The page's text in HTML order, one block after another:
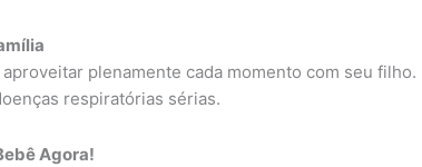
plenamente cada momento com seu
respiratórias sérias.
Agora!